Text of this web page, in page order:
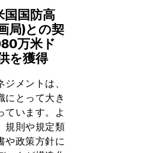
国国防高
局)との契
万米ド
を獲得
メントは、
にとって大き
ています。よ
規則や規定類
や政策方針に